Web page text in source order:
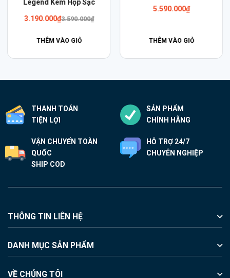
Legend Kèm Hộp Sạc
3.590.000₫
Giá
là:
3.590.000₫.
3.190.000₫Giá
tại
là:
THÊM VÀO GIỎ
5.590.000₫
THÊM VÀO GIỎ
THANH TOÁN
TIỆN LỢI
SẢN PHẨM
CHÍNH HÃNG
VẬN CHUYỂN TOÀN
QUỐC
SHIP COD
HỖ TRỢ 24/7
CHUYÊN NGHIỆP
THÔNG TIN LIÊN HỆ
DANH MỤC SẢN PHẨM
VỀ CHÚNG TÔI